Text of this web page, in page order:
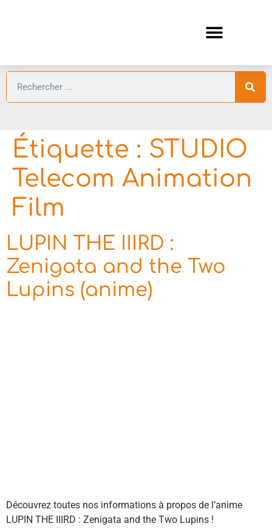
Étiquette : STUDIO
Telecom Animation
Film
LUPIN THE IIIRD :
Zenigata and the Two
Lupins (anime)
Découvrez toutes nos informations à propos de l’anime
LUPIN THE IIIRD : Zenigata and the Two Lupins !